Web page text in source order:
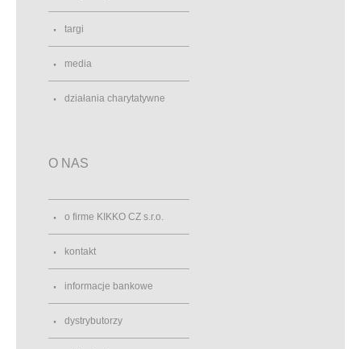
targi
media
działania charytatywne
O NAS
o firme KIKKO CZ s.r.o.
kontakt
informacje bankowe
dystrybutorzy